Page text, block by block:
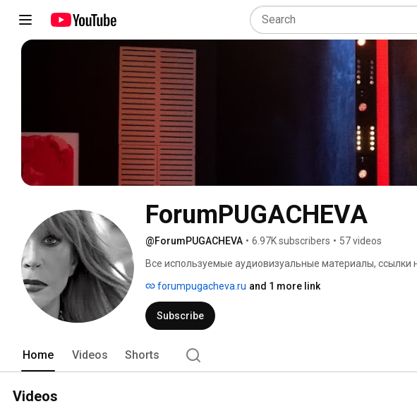
ForumPUGACHEVA
@ForumPUGACHEVA • 6.97K subscribers • 57 videos
Все используемые аудиовизуальные материалы,
(владельца прав). Все материалы предназначены
forumpugacheva.ru and 1 more link
Subscribe
Home Videos Shorts
Videos